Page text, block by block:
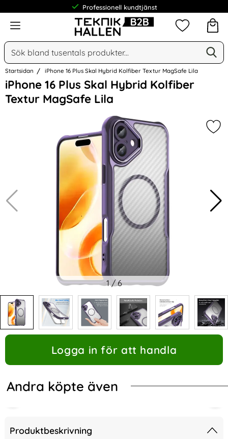
Professionell kundtjänst
Meny
Sök
Sök på Narse Group AB
Mina
Startsidan iPhone 16 Plus Skal Hybrid Kolfiber Textur MagSafe Lila
iPhone 16 Plus Skal Hybrid Kolfiber
Textur MagSafe Lila
Hoppa
över
Bilder
1/6
Logga in för att handla
Andra köpte även
Produktbeskrivning